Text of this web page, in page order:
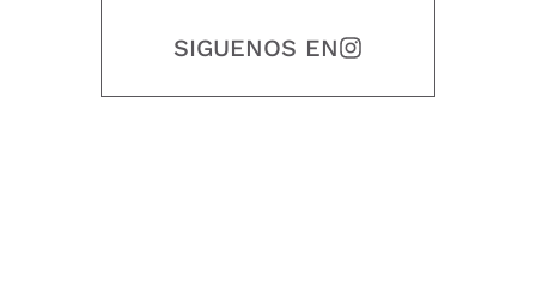
SIGUENOS EN